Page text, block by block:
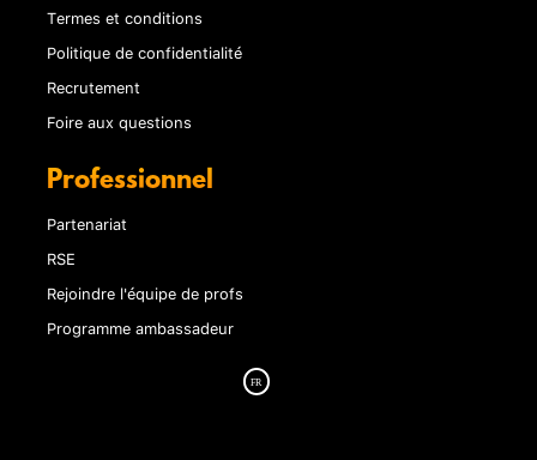
Termes et conditions
Politique de confidentialité
Recrutement
Foire aux questions
Professionnel
Partenariat
RSE
Rejoindre l'équipe de profs
Programme ambassadeur